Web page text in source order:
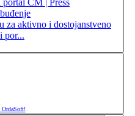
za aktivno i dostojanstveno
por...
OrdaSoft!